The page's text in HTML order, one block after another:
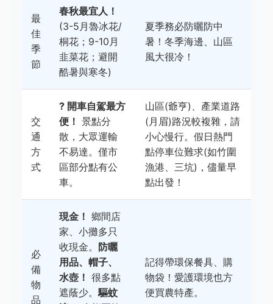
最
佳
季
節
春秋最宜人！
(3-5月魯冰花/
桐花；9-10月
韭菜花；避開
酷暑與寒冬)
夏季務必防曬防中
暑！冬季海邊、山區
風大很冷！
交
通
方
式
? 開車自駕最方
便！ 景點分
散，大眾運輸
不易達。僅市
區部分點有公
車。
山區(爺亨)、產業道路
(月眉)路況較複雜，請
小心慢行。假日熱門
點停車位難求(如竹圍
漁港、三坑)，儘量早
點出發！
必
備
物
品
現金！ 鄉間店
家、小攤多只
收現金。 防曬
用品、帽子、
水壺！ 很多點
遮蔭少。驅蚊
記得帶環保餐具、購
物袋！愛護環境也方
便買農特產。